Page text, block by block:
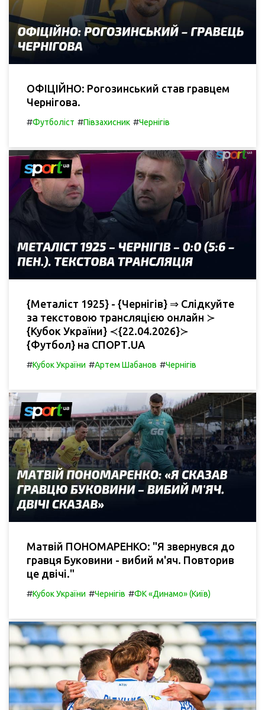
ОФІЦІЙНО: Рогозинський став гравцем
Чернігова.
#Футболіст #Півзахисник #Чернігів
{Металіст 1925} - {Чернігів} ⇒ Слідкуйте
за текстовою трансляцією онлайн ≻
{Кубок України} ≺{22.04.2026}≻
{Футбол} на СПОРТ.UA
#Кубок України #Артем Шабанов #Чернігів
Матвій ПОНОМАРЕНКО: "Я звернувся до
гравця Буковини - вибий м'яч. Повторив
це двічі."
#Кубок України #Чернігів #ФК «Динамо» (Київ)